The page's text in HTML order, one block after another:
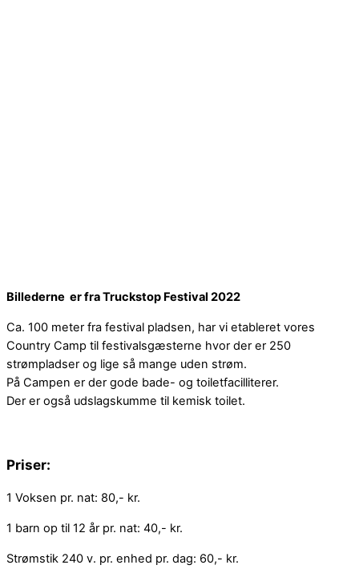
Billederne er fra Truckstop Festival 2022
Ca. 100 meter fra festival pladsen, har vi etableret vores
Country Camp til festivalsgæsterne hvor der er 250
strømpladser og lige så mange uden strøm.
På Campen er der gode bade- og toiletfacilliterer.
Der er også udslagskumme til kemisk toilet.
Priser:
1 Voksen pr. nat: 80,- kr.
1 barn op til 12 år pr. nat: 40,- kr.
Strømstik 240 v. pr. enhed pr. dag: 60,- kr.